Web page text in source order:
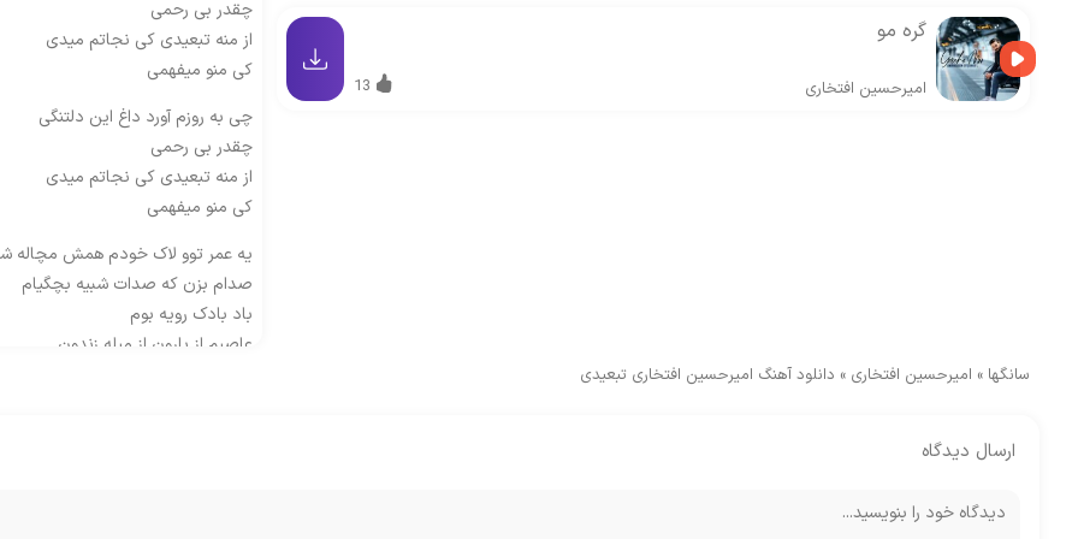
چقدر بی رحمی
از منه تبعیدی کی نجاتم میدی
کی منو میفهمی
چی به روزم آورد داغ این دلتنگی
چقدر بی رحمی
از منه تبعیدی کی نجاتم میدی
کی منو میفهمی
یه عمر توو لاک خودم همش مچاله
صدام بزن که صدات شبیه بچگیام
باد بادک رویه بوم
عاصیم از بارون از میله زندون
گره مو
امیرحسین افتخاری 13
سانگها » امیرحسین افتخاری » دانلود آهنگ امیرحسین افتخاری تبعیدی
ارسال دیدگاه